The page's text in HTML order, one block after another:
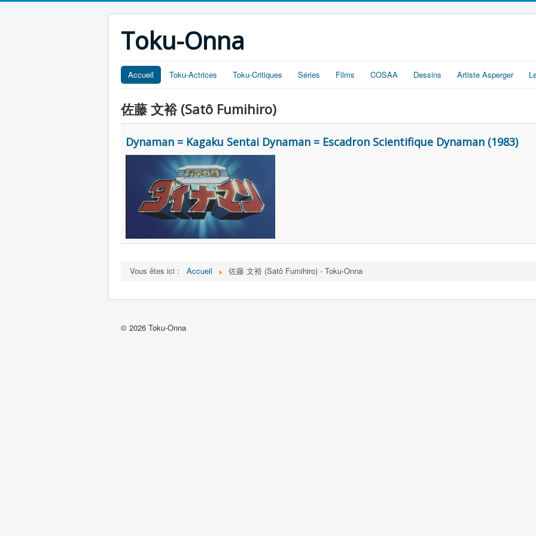
Toku-Onna
Accueil Toku-Actrices Toku-Critiques Séries Films COSAA Dessins Artiste Asperger
佐藤 文裕 (Satô Fumihiro)
Dynaman = Kagaku Sentai Dynaman = Escadron Scientifique Dynaman (1983)
Vous êtes ici : Accueil 佐藤 文裕 (Satô Fumihiro) - Toku-Onna
© 2026 Toku-Onna